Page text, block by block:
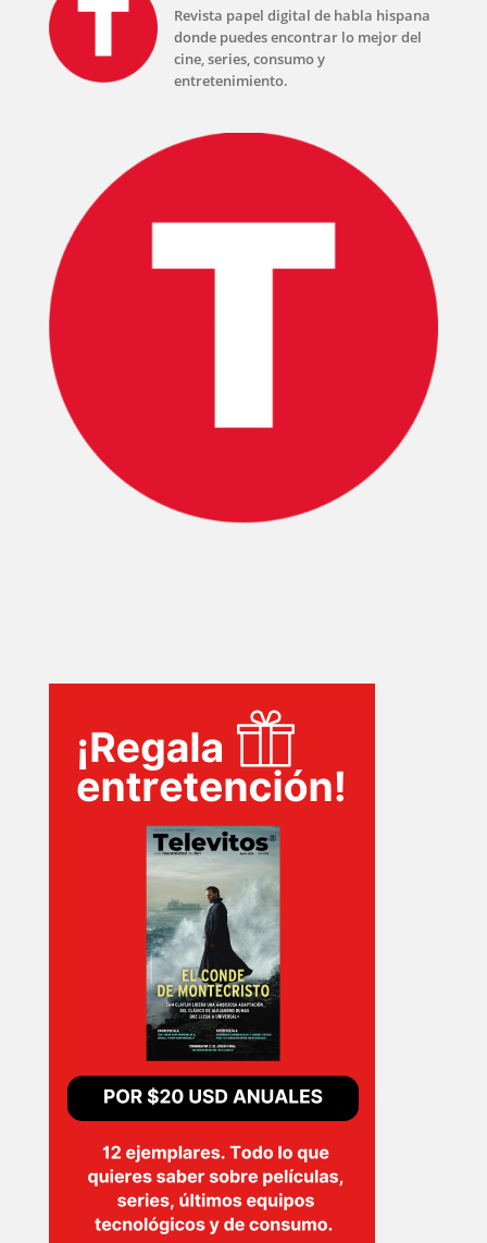
INICIO
PLUS
EVENTOS
Revista papel digital de habla hispana
donde puedes encontrar lo mejor del
cine, series, consumo y
entretenimiento.